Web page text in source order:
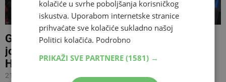
Građani BiH od 1. siječnja mogu očekivati
još dulja čekanja na granicama s
Hrvatskom
21.12.2025 13:30
kolačiće u svrhe poboljšanja korisničkog
iskustva. Uporabom internetske stranice
prihvaćate sve kolačiće sukladno našoj
Politici kolačića. Podrobno
PRIKAŽI SVE PARTNERE (1581) →